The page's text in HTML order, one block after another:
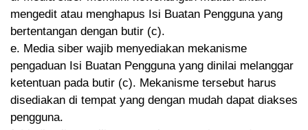
mengedit atau menghapus Isi Buatan Pengguna yang
bertentangan dengan butir (c).
e. Media siber wajib menyediakan mekanisme
pengaduan Isi Buatan Pengguna yang dinilai melanggar
ketentuan pada butir (c). Mekanisme tersebut harus
disediakan di tempat yang dengan mudah dapat diakses
pengguna.